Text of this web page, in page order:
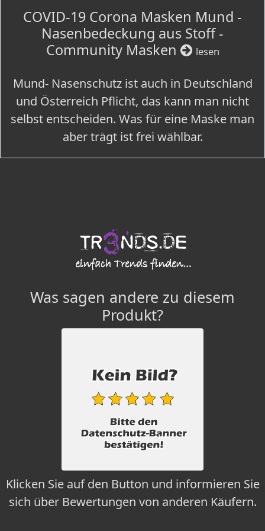
COVID-19 Corona Masken Mund -
Nasenbedeckung aus Stoff -
Community Masken
lesen
Mund- Nasenschutz ist auch in Deutschland
und Österreich Pflicht, das kann man nicht
selbst entscheiden. Was für eine Maske man
aber trägt ist frei wählbar.
Was sagen andere zu diesem
Produkt?
Klicken Sie auf den Button und informieren Sie
sich über Bewertungen von anderen Käufern.